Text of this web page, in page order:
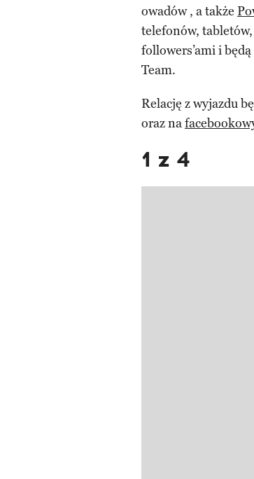
owadów , a także
telefonów,
followers’ami i
Team.
Relację z wyjazdu
oraz na
1 z 4